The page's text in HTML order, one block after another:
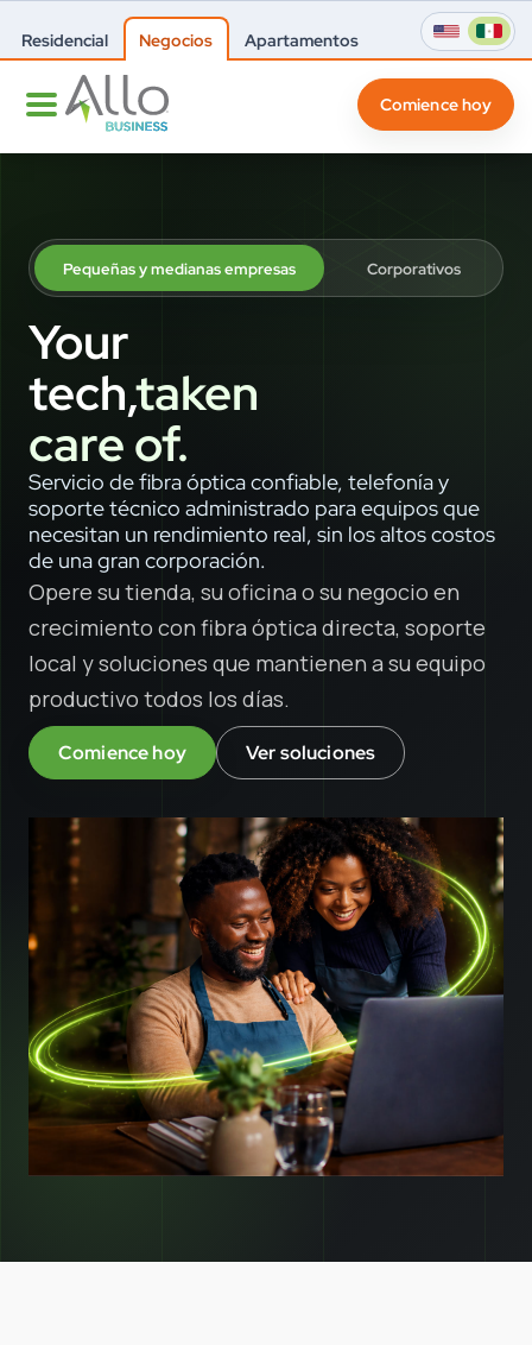
Residencial Negocios Apartamentos
Comience hoy
Pequeñas y medianas empresas Corporativos
Your
tech,taken
care of.
Servicio de fibra óptica confiable, telefonía y
soporte técnico administrado para equipos que
necesitan un rendimiento real, sin los altos costos
de una gran corporación.
Opere su tienda, su oficina o su negocio en
crecimiento con fibra óptica directa, soporte
local y soluciones que mantienen a su equipo
productivo todos los días.
Comience hoy Ver soluciones